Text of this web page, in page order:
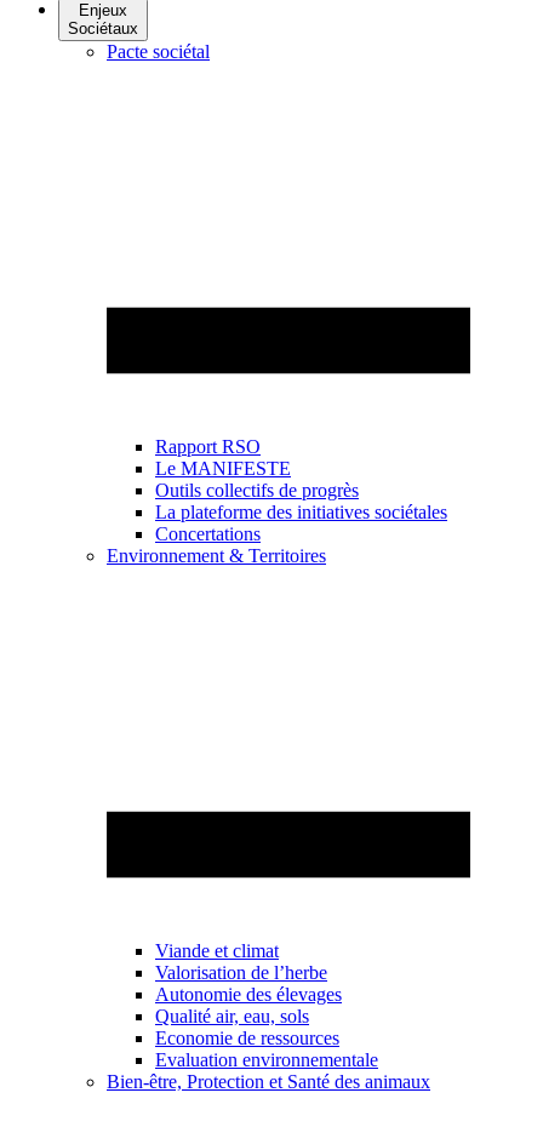
Enjeux
Sociétaux
Pacte sociétal
Rapport RSO
Le MANIFESTE
Outils collectifs de progrès
La plateforme des initiatives sociétales
Concertations
Environnement & Territoires
Viande et climat
Valorisation de l’herbe
Autonomie des élevages
Qualité air, eau, sols
Economie de ressources
Evaluation environnementale
Bien-être, Protection et Santé des animaux